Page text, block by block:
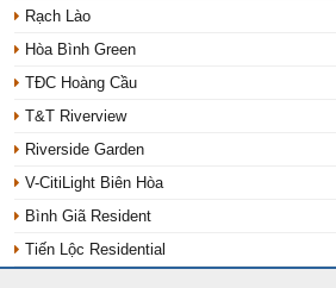
Rạch Lào
Hòa Bình Green
TĐC Hoàng Cầu
T&T Riverview
Riverside Garden
V-CitiLight Biên Hòa
Bình Giã Resident
Tiến Lộc Residential